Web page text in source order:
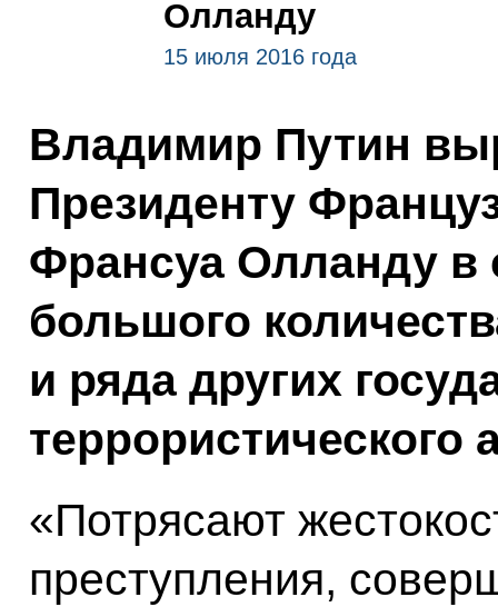
Олланду
15 июля 2016 года
Владимир Путин
Президенту
Франсуа Олланду в
большого
и ряда других
террористического
«Потрясают
преступления,